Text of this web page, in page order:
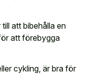
att bibehålla en
att förebygga
cykling, är bra för